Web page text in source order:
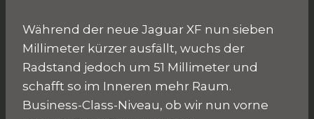
Während der neue Jaguar XF nun sieben
Millimeter kürzer ausfällt, wuchs der
Radstand jedoch um 51 Millimeter und
schafft so im Inneren mehr Raum.
Business-Class-Niveau, ob wir nun vorne